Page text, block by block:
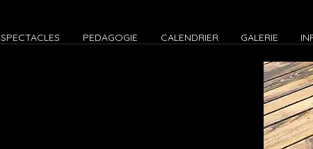
SPECTACLES PEDAGOGIE CALENDRIER GALERIE